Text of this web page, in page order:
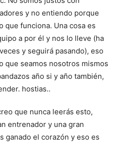
y no entiendo porque
que funciona. Una cosa es
a por él y nos lo lleve (ha
y seguirá pasando), eso
que seamos nosotros mismos
año si y año también,
hostias..
que nunca leerás esto,
entrenador y una gran
ganado el corazón y eso es